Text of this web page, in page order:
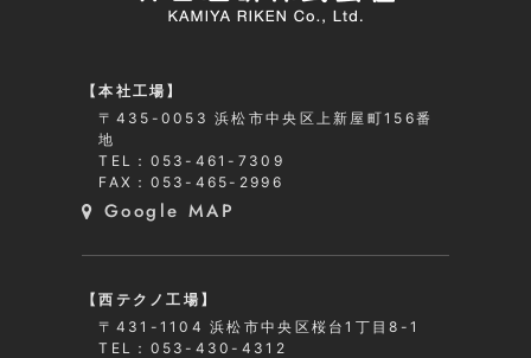
【本社工場】
〒435-0053 浜松市中央区上新屋町156番
地
TEL：053-461-7309
FAX：053-465-2996
Google MAP
【西テクノ工場】
〒431-1104 浜松市中央区桜台1丁目8-1
TEL：053-430-4312